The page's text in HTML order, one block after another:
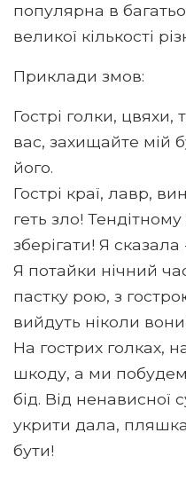
популярна в
великої кількості
Приклади змов:
Гострі голки,
вас, захищайте мій
його.
Гострі краї, лавр,
геть зло!
зберігати! Я сказала
Я потайки нічний
пастку рою, з
вийдуть ніколи
На гострих голках,
шкоду, а ми
бід. Від ненависної
укрити дала,
бути!